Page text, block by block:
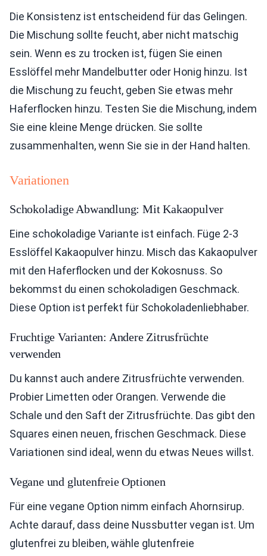
Die Konsistenz ist entscheidend für das Gelingen.
Die Mischung sollte feucht, aber nicht matschig
sein. Wenn es zu trocken ist, fügen Sie einen
Esslöffel mehr Mandelbutter oder Honig hinzu. Ist
die Mischung zu feucht, geben Sie etwas mehr
Haferflocken hinzu. Testen Sie die Mischung, indem
Sie eine kleine Menge drücken. Sie sollte
zusammenhalten, wenn Sie sie in der Hand halten.
Variationen
Schokoladige Abwandlung: Mit Kakaopulver
Eine schokoladige Variante ist einfach. Füge 2-3
Esslöffel Kakaopulver hinzu. Misch das Kakaopulver
mit den Haferflocken und der Kokosnuss. So
bekommst du einen schokoladigen Geschmack.
Diese Option ist perfekt für Schokoladenliebhaber.
Fruchtige Varianten: Andere Zitrusfrüchte
verwenden
Du kannst auch andere Zitrusfrüchte verwenden.
Probier Limetten oder Orangen. Verwende die
Schale und den Saft der Zitrusfrüchte. Das gibt den
Squares einen neuen, frischen Geschmack. Diese
Variationen sind ideal, wenn du etwas Neues willst.
Vegane und glutenfreie Optionen
Für eine vegane Option nimm einfach Ahornsirup.
Achte darauf, dass deine Nussbutter vegan ist. Um
glutenfrei zu bleiben, wähle glutenfreie